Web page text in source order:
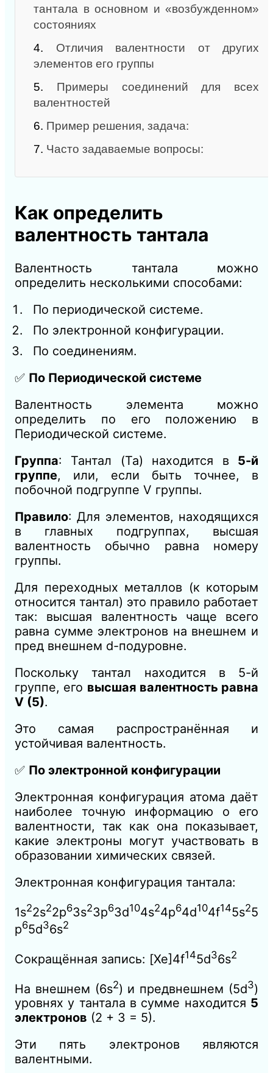
тантала в основном и «возбужденном»
состояниях
4. Отличия валентности от других
элементов его группы
5. Примеры соединений для всех
валентностей
6. Пример решения, задача:
7. Часто задаваемые вопросы:
Как определить
валентность тантала
Валентность тантала можно
определить несколькими способами:
По периодической системе.
По электронной конфигурации.
По соединениям.
✅ По Периодической системе
Валентность элемента можно
определить по его положению в
Периодической системе.
Группа: Тантал (Ta) находится в 5-й
группе, или, если быть точнее, в
побочной подгруппе V группы.
Правило: Для элементов, находящихся
в главных подгруппах, высшая
валентность обычно равна номеру
группы.
Для переходных металлов (к которым
относится тантал) это правило работает
так: высшая валентность чаще всего
равна сумме электронов на внешнем и
пред внешнем d-подуровне.
Поскольку тантал находится в 5-й
группе, его высшая валентность равна
V (5).
Это самая распространённая и
устойчивая валентность.
✅ По электронной конфигурации
Электронная конфигурация атома даёт
наиболее точную информацию о его
валентности, так как она показывает,
какие электроны могут участвовать в
образовании химических связей.
Электронная конфигурация тантала:
1s22s22p63s23p63d104s24p64d104f145s25
p65d36s2
Сокращённая запись: [Xe]4f145d36s2
На внешнем (6s2) и предвнешнем (5d3)
уровнях у тантала в сумме находится 5
электронов (2 + 3 = 5).
Эти пять электронов являются
валентными.